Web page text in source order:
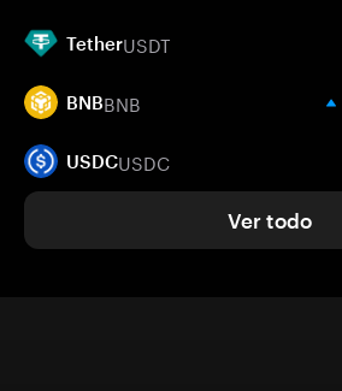
TetherUSDT
BNBBNB
USDCUSDC
Ver todo